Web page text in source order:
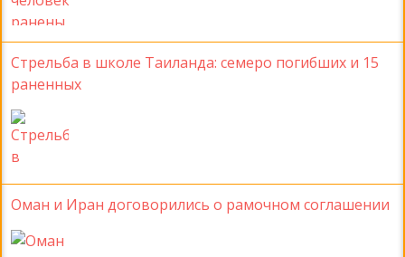
Стрельба в школе Таиланда: семеро погибших и 15
раненных
Оман и Иран договорились о рамочном соглашении